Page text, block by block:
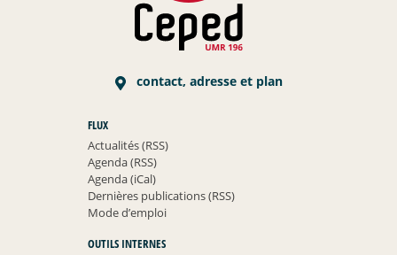
contact, adresse et plan
FLUX
Actualités (RSS)
Agenda (RSS)
Agenda (iCal)
Dernières publications (RSS)
Mode d’emploi
OUTILS INTERNES